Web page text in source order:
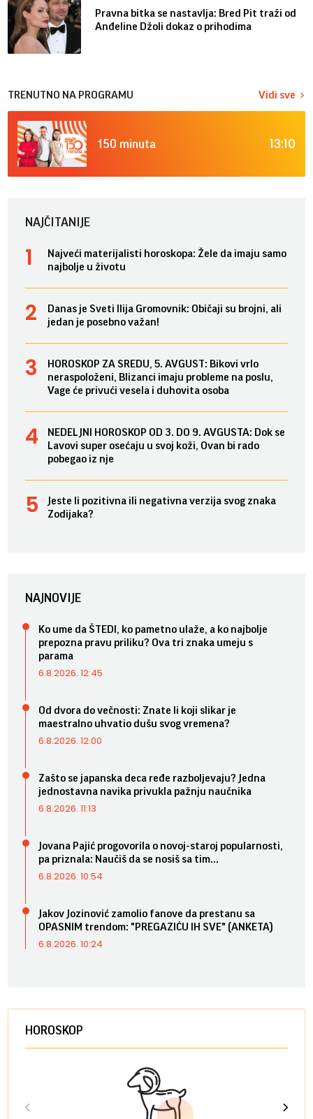
Pravna bitka se nastavlja: Bred ​​Pit traži od
Anđeline Džoli dokaz o prihodima
TRENUTNO NA PROGRAMU Vidi sve
150 minuta 13:10
NAJČITANIJE
Najveći materijalisti horoskopa: Žele da imaju samo
najbolje u životu
Danas je Sveti Ilija Gromovnik: Običaji su brojni, ali
jedan je posebno važan!
HOROSKOP ZA SREDU, 5. AVGUST: Bikovi vrlo
neraspoloženi, Blizanci imaju probleme na poslu,
Vage će privući vesela i duhovita osoba
NEDELJNI HOROSKOP OD 3. DO 9. AVGUSTA: Dok se
Lavovi super osećaju u svoj koži, Ovan bi rado
pobegao iz nje
Jeste li pozitivna ili negativna verzija svog znaka
Zodijaka?
NAJNOVIJE
Ko ume da ŠTEDI, ko pametno ulaže, a ko najbolje
prepozna pravu priliku? Ova tri znaka umeju s
parama
6.8.2026. 12:45
Od dvora do večnosti: Znate li koji slikar je
maestralno uhvatio dušu svog vremena?
6.8.2026. 12:00
Zašto se japanska deca ređe razboljevaju? Jedna
jednostavna navika privukla pažnju naučnika
6.8.2026. 11:13
Jovana Pajić progovorila o novoj-staroj popularnosti,
pa priznala: Naučiš da se nosiš sa tim...
6.8.2026. 10:54
Jakov Jozinović zamolio fanove da prestanu sa
OPASNIM trendom: "PREGAZIĆU IH SVE" (ANKETA)
6.8.2026. 10:24
HOROSKOP